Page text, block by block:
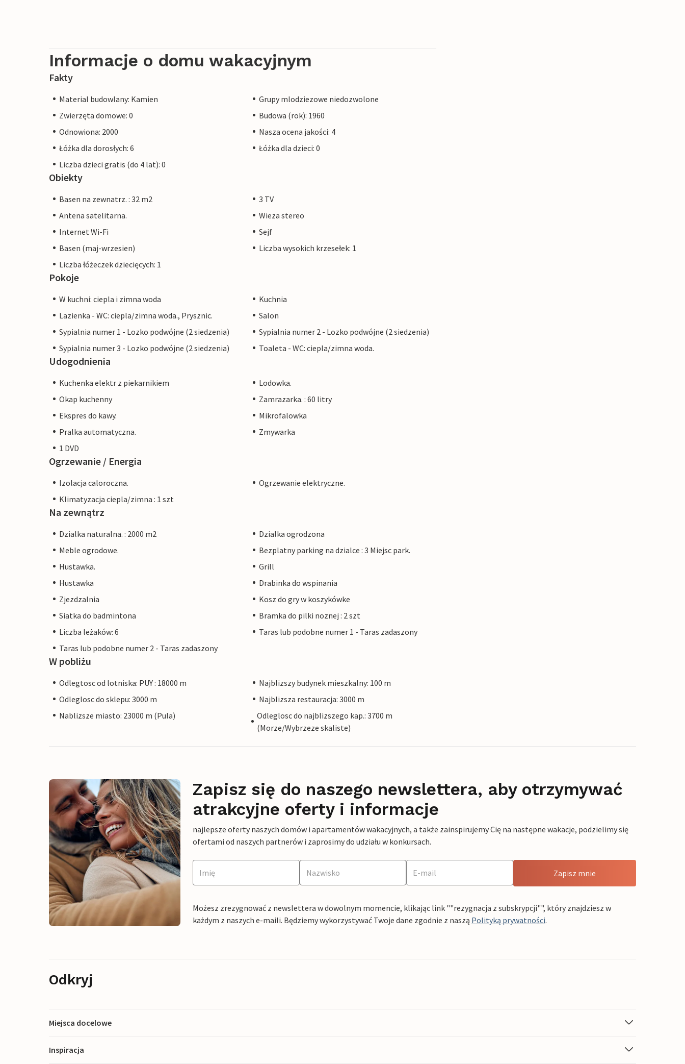
Informacje o domu wakacyjnym
Fakty
Material budowlany: Kamien
Grupy mlodziezowe niedozwolone
Zwierzęta domowe: 0
Budowa (rok): 1960
Odnowiona: 2000
Nasza ocena jakości: 4
Łóżka dla dorosłych: 6
Łóżka dla dzieci: 0
Liczba dzieci gratis (do 4 lat): 0
Obiekty
Basen na zewnatrz. : 32 m2
3 TV
Antena satelitarna.
Wieza stereo
Internet Wi-Fi
Sejf
Basen (maj-wrzesien)
Liczba wysokich krzesełek: 1
Liczba łóżeczek dziecięcych: 1
Pokoje
W kuchni: ciepla i zimna woda
Kuchnia
Lazienka - WC: ciepla/zimna woda., Prysznic.
Salon
Sypialnia numer 1 - Lozko podwójne (2 siedzenia)
Sypialnia numer 2 - Lozko podwójne (2 siedzenia)
Sypialnia numer 3 - Lozko podwójne (2 siedzenia)
Toaleta - WC: ciepla/zimna woda.
Udogodnienia
Kuchenka elektr z piekarnikiem
Lodowka.
Okap kuchenny
Zamrazarka. : 60 litry
Ekspres do kawy.
Mikrofalowka
Pralka automatyczna.
Zmywarka
1 DVD
Ogrzewanie / Energia
Izolacja caloroczna.
Ogrzewanie elektryczne.
Klimatyzacja ciepla/zimna : 1 szt
Na zewnątrz
Dzialka naturalna. : 2000 m2
Dzialka ogrodzona
Meble ogrodowe.
Bezplatny parking na dzialce : 3 Miejsc park.
Hustawka.
Grill
Hustawka
Drabinka do wspinania
Zjezdzalnia
Kosz do gry w koszykówke
Siatka do badmintona
Bramka do pilki noznej : 2 szt
Liczba leżaków: 6
Taras lub podobne numer 1 - Taras zadaszony
Taras lub podobne numer 2 - Taras zadaszony
W pobliżu
Odlegtosc od lotniska: PUY : 18000 m
Najblizszy budynek mieszkalny: 100 m
Odleglosc do sklepu: 3000 m
Najblizsza restauracja: 3000 m
Nablizsze miasto: 23000 m (Pula)
Odleglosc do najblizszego kap.: 3700 m
(Morze/Wybrzeze skaliste)
Zapisz się do naszego newslettera, aby otrzymywać
atrakcyjne oferty i informacje
najlepsze oferty naszych domów i apartamentów wakacyjnych, a także zainspirujemy Cię na następne wakacje, podzielimy się
ofertami od naszych partnerów i zaprosimy do udziału w konkursach.
Zapisz mnie
Możesz zrezygnować z newslettera w dowolnym momencie, klikając link ""rezygnacja z subskrypcji"", który znajdziesz w
każdym z naszych e-maili. Będziemy wykorzystywać Twoje dane zgodnie z naszą Polityką prywatności.
Odkryj
Miejsca docelowe
Inspiracja